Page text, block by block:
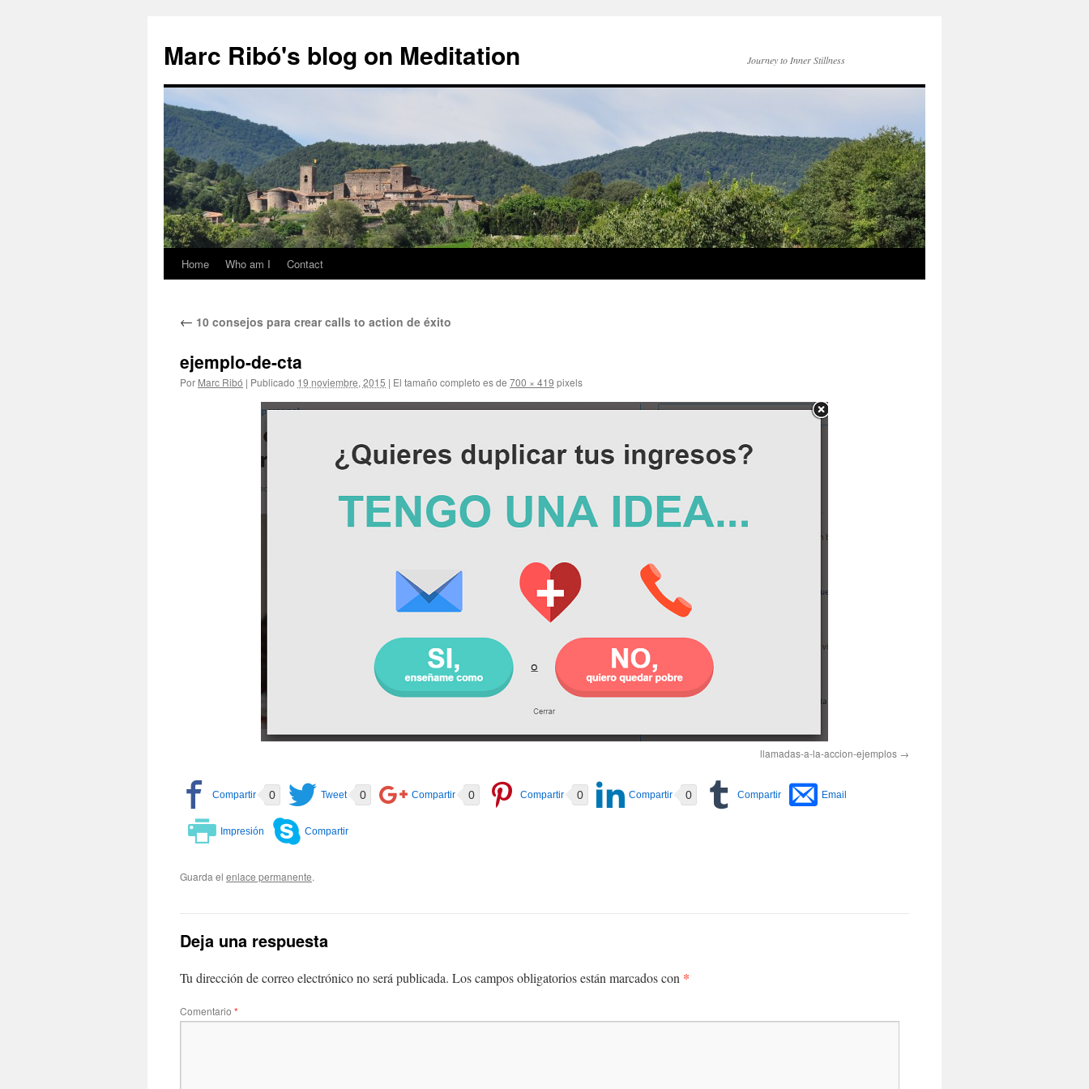
Marc Ribó's blog on Meditation Journey to Inner Stillness
Saltar
contenido
Home Who am I Contact
← 10 consejos para crear calls to action de éxito
ejemplo-de-cta
Por Marc Ribó | Publicado 19 noviembre, 2015 | El tamaño completo es de 700 × 419 pixels
llamadas-a-la-accion-ejemplos
0 0 0 0 0
Guarda el enlace permanente.
Deja una respuesta
Tu dirección de correo electrónico no será publicada. Los campos obligatorios están marcados con *
Comentario *